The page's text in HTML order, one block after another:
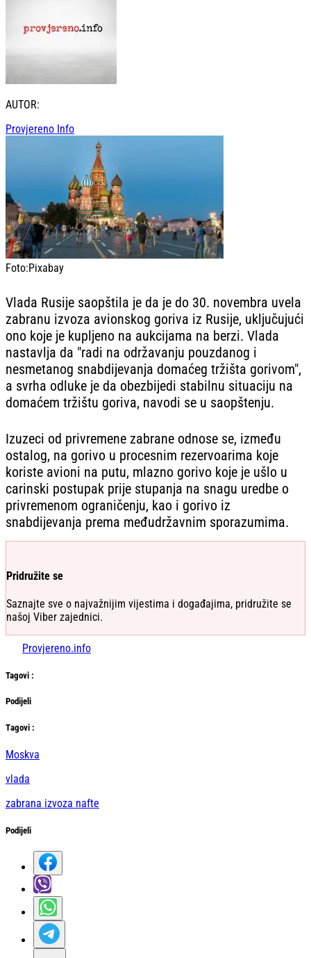
AUTOR:
Provjereno Info
Foto:Pixabay
Vlada Rusije saopštila je da je do 30. novembra uvela
zabranu izvoza avionskog goriva iz Rusije, uključujući
ono koje je kupljeno na aukcijama na berzi. Vlada
nastavlja da "radi na održavanju pouzdanog i
nesmetanog snabdijevanja domaćeg tržišta gorivom",
a svrha odluke je da obezbijedi stabilnu situaciju na
domaćem tržištu goriva, navodi se u saopštenju.
Izuzeci od privremene zabrane odnose se, između
ostalog, na gorivo u procesnim rezervoarima koje
koriste avioni na putu, mlazno gorivo koje je ušlo u
carinski postupak prije stupanja na snagu uredbe o
privremenom ograničenju, kao i gorivo iz
snabdijevanja prema međudržavnim sporazumima.
Pridružite se
Saznajte sve o najvažnijim vijestima i događajima, pridružite se
našoj Viber zajednici.
Provjereno.info
Tagovi :
Podijeli
Тagovi :
Moskva
vlada
zabrana izvoza nafte
Podijeli